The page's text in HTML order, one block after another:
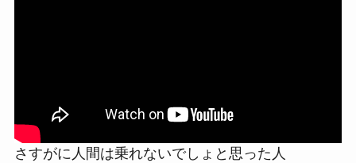
さすがに人間は乗れないでしょと思った人